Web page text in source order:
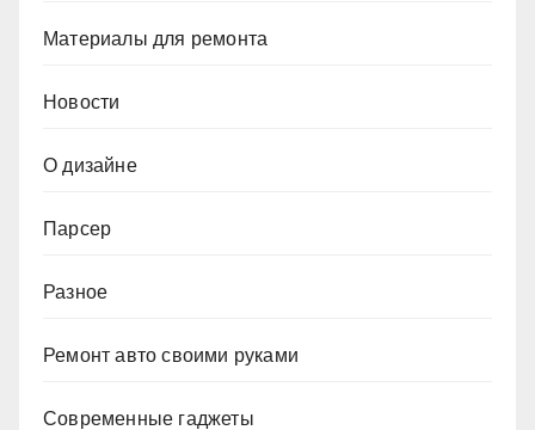
Материалы для ремонта
Новости
О дизайне
Парсер
Разное
Ремонт авто своими руками
Современные гаджеты